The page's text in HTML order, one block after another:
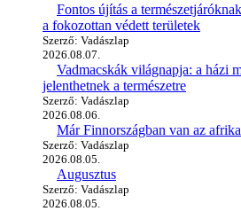
Fontos újítás a
a fokozottan védett területek
Szerző: Vadászlap
2026.08.07.
Vadmacskák világnapja: a házi
jelenthetnek a természetre
Szerző: Vadászlap
2026.08.06.
Már Finnországban van az
Szerző: Vadászlap
2026.08.05.
Augusztus
Szerző: Vadászlap
2026.08.05.